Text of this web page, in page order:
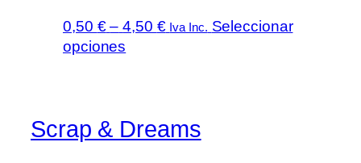
elegir
en
producto
0,50 € – 4,50 €Rango
hasta
Iva Inc. Seleccionar
opciones
variantes.
Scrap & Dreams